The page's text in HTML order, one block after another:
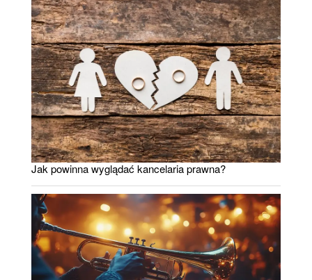
Jak powinna wyglądać kancelaria prawna?